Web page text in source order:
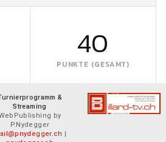
40
PUNKTE (GESAMT)
&
Streaming
by
P.Nydegger
|